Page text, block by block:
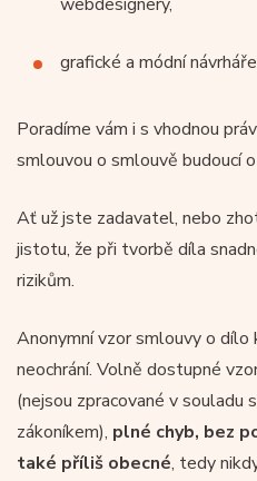
grafické a módní
Poradíme vám i s vhodnou
smlouvou o smlouvě budoucí
Ať už jste zadavatel, nebo
jistotu, že při tvorbě díla
rizikům.
Anonymní vzor smlouvy o dílo
neochrání. Volně dostupné
(nejsou zpracované v souladu
zákoníkem), plné chyb, bez
také příliš obecné, tedy